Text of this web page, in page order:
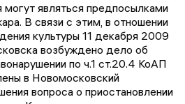
являться предпосылками
В связи с этим, в отношении
культуры 11 декабря 2009
возбуждено дело об
по ч.1 ст.20.4 КоАП
в Новомосковский
вопроса о приостановлении